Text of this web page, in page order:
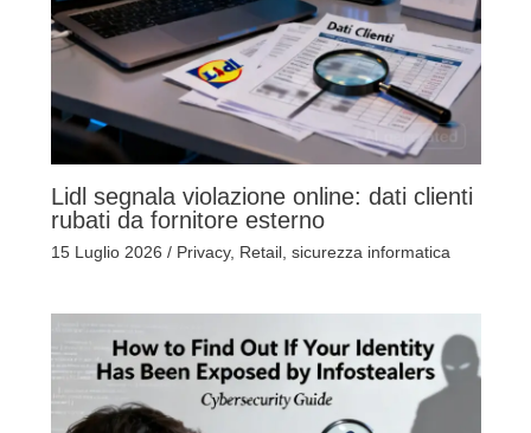
Lidl segnala violazione online: dati clienti
rubati da fornitore esterno
15 Luglio 2026 / Privacy, Retail, sicurezza informatica